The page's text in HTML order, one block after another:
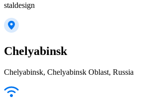
staldesign
Chelyabinsk
Chelyabinsk, Chelyabinsk Oblast, Russia